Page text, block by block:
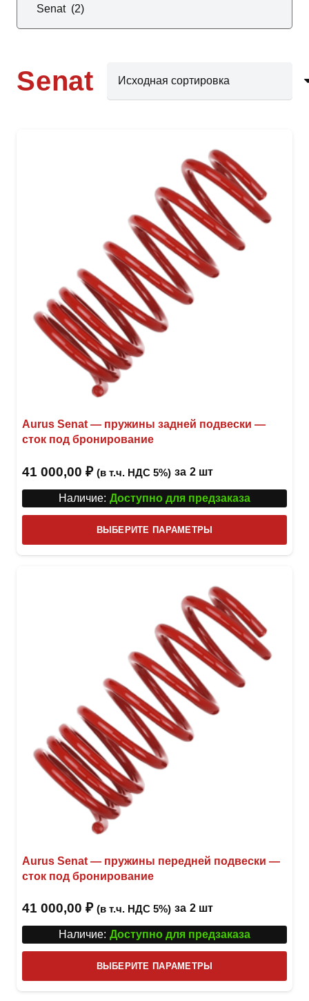
Senat
Aurus Senat — пружины задней подвески —
сток под бронирование
41 000,00 ₽ (в т.ч. НДС 5%) за 2 шт
Наличие: Доступно для предзаказа
ВЫБЕРИТЕ ПАРАМЕТРЫ
товар
Aurus Senat — пружины передней подвески —
сток под бронирование
41 000,00 ₽ (в т.ч. НДС 5%) за 2 шт
Наличие: Доступно для предзаказа
ВЫБЕРИТЕ ПАРАМЕТРЫ
товар